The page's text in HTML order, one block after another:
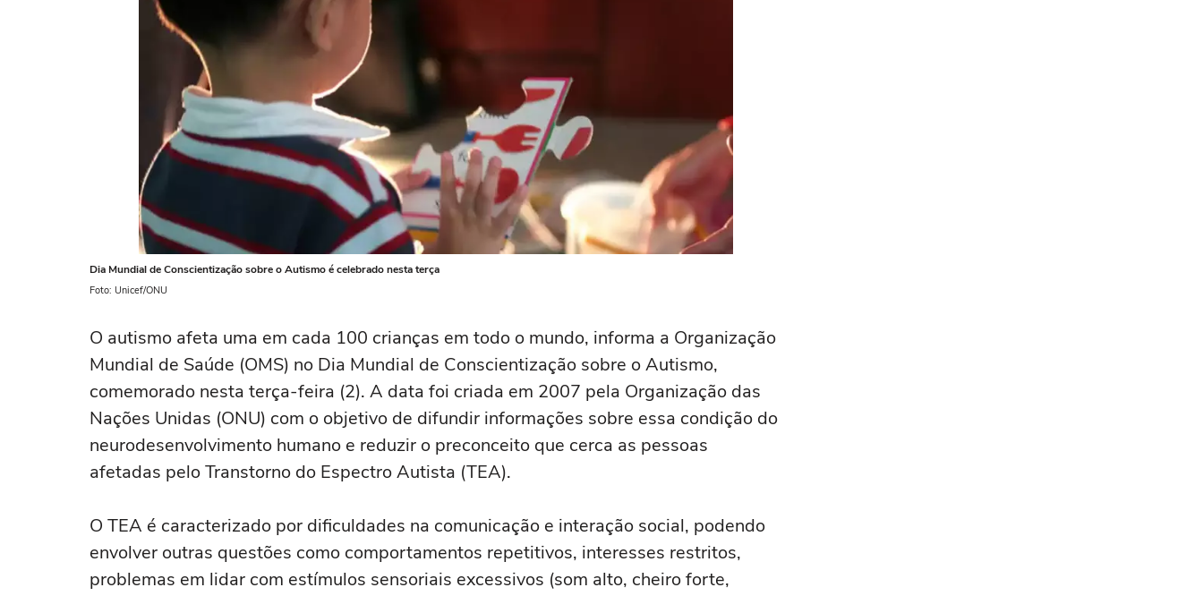
Dia Mundial de Conscientização sobre o Autismo é celebrado nesta terça
Foto: Unicef/ONU
O autismo afeta uma em cada 100 crianças em todo o mundo, informa a Organização
Mundial de Saúde (OMS) no Dia Mundial de Conscientização sobre o Autismo,
comemorado nesta terça-feira (2). A data foi criada em 2007 pela Organização das
Nações Unidas (ONU) com o objetivo de difundir informações sobre essa condição do
neurodesenvolvimento humano e reduzir o preconceito que cerca as pessoas
afetadas pelo Transtorno do Espectro Autista (TEA).
O TEA é caracterizado por dificuldades na comunicação e interação social, podendo
envolver outras questões como comportamentos repetitivos, interesses restritos,
problemas em lidar com estímulos sensoriais excessivos (som alto, cheiro forte,